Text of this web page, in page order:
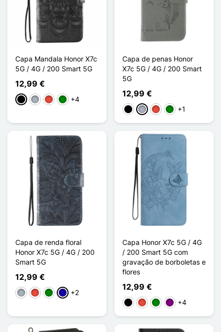
Capa Mandala Honor X7c
5G / 4G / 200 Smart 5G
12,99 €
PretoCinzentoVermelho
Verde
+4
Capa de penas Honor
X7c 5G / 4G / 200 Smart
5G
12,99 €
PretoCinzentoVermelho
Verde
+1
Capa de renda floral
Honor X7c 5G / 4G / 200
Smart 5G
12,99 €
CinzentoVermelho
VerdeAzul Escuro
+2
Capa Honor X7c 5G / 4G
/ 200 Smart 5G com
gravação de borboletas e
flores
12,99 €
PretoVermelho
VerdePúrpura
+4